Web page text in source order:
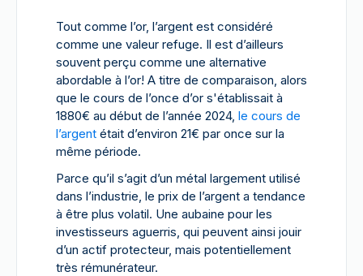
Tout comme l’or, l’argent est considéré
comme une valeur refuge. Il est d’ailleurs
souvent perçu comme une alternative
abordable à l’or! A titre de comparaison, alors
que le cours de l’once d’or s'établissait à
1880€ au début de l’année 2024, le cours de
l’argent était d’environ 21€ par once sur la
même période.
Parce qu’il s’agit d’un métal largement utilisé
dans l’industrie, le prix de l’argent a tendance
à être plus volatil. Une aubaine pour les
investisseurs aguerris, qui peuvent ainsi jouir
d’un actif protecteur, mais potentiellement
très rémunérateur.